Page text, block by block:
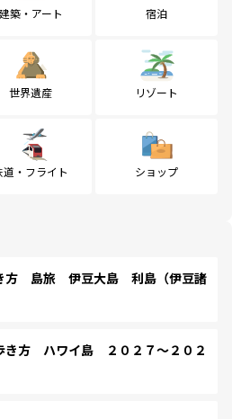
建築・アート 宿泊
世界遺産 リゾート
道・フライト ショップ
方 島旅 伊豆大島 利島（伊豆諸
き方 ハワイ島 ２０２７～２０２